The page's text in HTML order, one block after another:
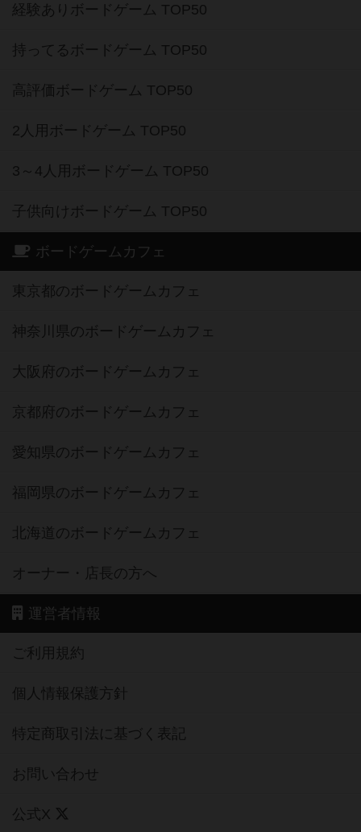
経験ありボードゲーム TOP50
持ってるボードゲーム TOP50
高評価ボードゲーム TOP50
2人用ボードゲーム TOP50
3～4人用ボードゲーム TOP50
子供向けボードゲーム TOP50
ボードゲームカフェ
東京都のボードゲームカフェ
神奈川県のボードゲームカフェ
大阪府のボードゲームカフェ
京都府のボードゲームカフェ
愛知県のボードゲームカフェ
福岡県のボードゲームカフェ
北海道のボードゲームカフェ
オーナー・店長の方へ
運営者情報
ご利用規約
個人情報保護方針
特定商取引法に基づく表記
お問い合わせ
公式X